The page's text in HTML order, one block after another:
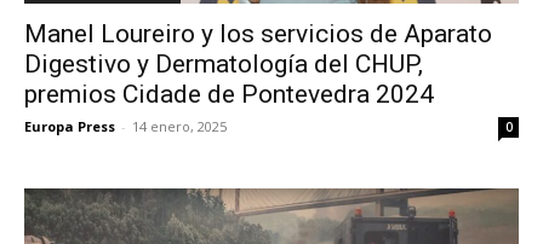
Manel Loureiro y los servicios de Aparato
Digestivo y Dermatología del CHUP,
premios Cidade de Pontevedra 2024
Europa Press - 14 enero, 2025 0